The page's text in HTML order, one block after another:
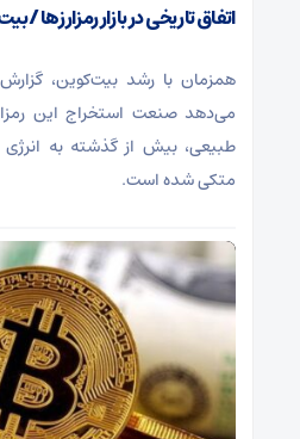
اتفاق تاریخی در بازار رمزارزها
همزمان با رشد بیت‌کوین،
می‌دهد صنعت استخراج این
طبیعی، بیش از گذشته به
متکی شده است.